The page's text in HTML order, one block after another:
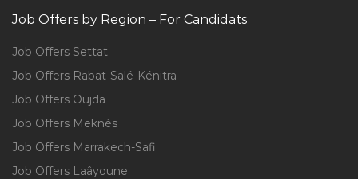
Job Offers by Region – For Candidats
Job Offers Settat
Job Offers Rabat-Salé-Kénitra
Job Offers Oujda
Job Offers Meknès
Job Offers Marrakech-Safi
Job Offers Laâyoune